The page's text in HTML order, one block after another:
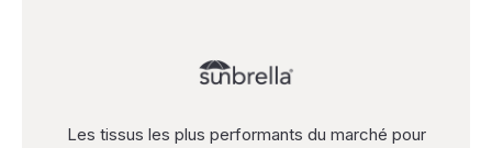
Les tissus les plus performants du marché pour